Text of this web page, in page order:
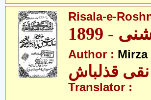
Risala-e-
Author :
قذلباش
Translator :